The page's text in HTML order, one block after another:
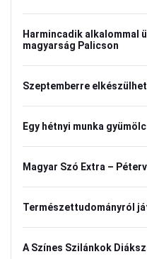
Harmincadik alkalommal
magyarság Palicson
Szeptemberre
Egy hétnyi munka
Magyar Szó Extra –
Természettudományról
A Színes Szilánkok